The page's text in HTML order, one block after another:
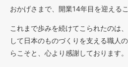
おかげさまで、開業14年目を迎える
これまで歩みを続けてこられたのは
して日本のものづくりを支える職人
らこそと、心より感謝しております。